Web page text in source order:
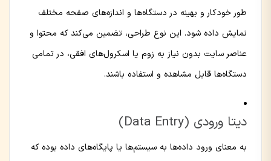
طور خودکار و بهینه در دستگاه‌ها و اندازه‌های صفحه مختلف
نمایش داده شود. این نوع طراحی، تضمین می‌کند که محتوا و
عناصر سایت بدون نیاز به زوم یا اسکرول‌های افقی، در تمامی
دستگاه‌ها قابل مشاهده و استفاده باشند.
دیتا ورودی (Data Entry)
به معنای ورود داده‌ها به سیستم‌ها یا پایگاه‌های داده بوده که